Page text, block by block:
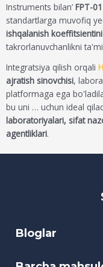
Instruments bilan’ FPT-
standartlarga muvofiq
ishqalanish
takrorlanuvchanlikni
Integratsiya qilish orqali
ajratish sinovchisi,
platformaga ega
bu uni … uchun ideal
laboratoriyalari, sifat
agentliklari.
Bloglar